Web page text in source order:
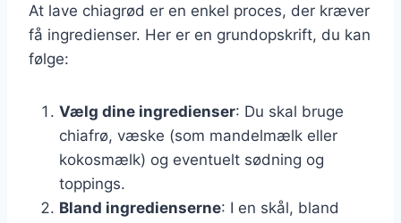
At lave chiagrød er en enkel proces, der kræver
få ingredienser. Her er en grundopskrift, du kan
følge:
Vælg dine ingredienser: Du skal bruge
chiafrø, væske (som mandelmælk eller
kokosmælk) og eventuelt sødning og
toppings.
Bland ingredienserne: I en skål, bland